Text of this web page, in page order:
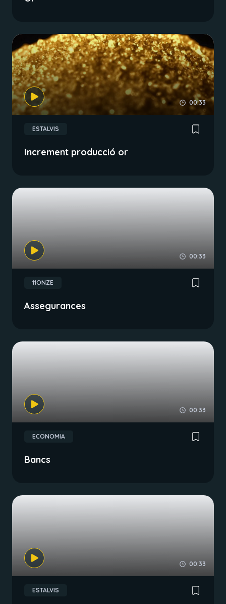
00:33
ESTALVIS
Increment producció or
00:33
11ONZE
Assegurances
00:33
ECONOMIA
Bancs
00:33
ESTALVIS